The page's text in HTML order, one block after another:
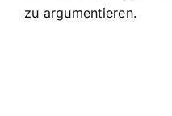
zu argumentieren.